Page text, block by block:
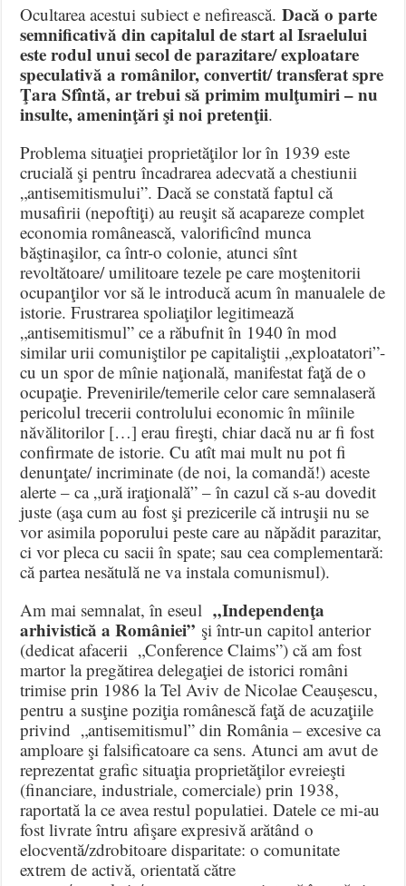
Ocultarea acestui subiect e nefirească.Dacă o parte
semnificativă din capitalul de start al Israelului
este rodul unui secol de parazitare/ exploatare
speculativă a românilor, convertit/ transferat spre
Ţara Sfîntă, ar trebui să primim mulţumiri – nu
insulte, ameninţări şi noi pretenţii.
Problema situaţiei proprietăţilor lor în 1939 este
crucială şi pentru încadrarea adecvată a chestiunii
„antisemitismului”. Dacă se constată faptul că
musafirii (nepoftiţi) au reuşit să acapareze complet
economia românească, valorificînd munca
băştinaşilor, ca într-o colonie, atunci sînt
revoltătoare/ umilitoare tezele pe care moştenitorii
ocupanţilor vor să le introducă acum în manualele de
istorie. Frustrarea spoliaţilor legitimează
„antisemitismul” ce a răbufnit în 1940 în mod
similar urii comuniştilor pe capitaliştii „exploatatori”-
cu un spor de mînie naţională, manifestat faţă de o
ocupaţie. Prevenirile/temerile celor care semnalaseră
pericolul trecerii controlului economic în mîinile
năvălitorilor […] erau fireşti, chiar dacă nu ar fi fost
confirmate de istorie. Cu atît mai mult nu pot fi
denunţate/ incriminate (de noi, la comandă!) aceste
alerte – ca „ură iraţională” – în cazul că s-au dovedit
juste (aşa cum au fost şi prezicerile că intruşii nu se
vor asimila poporului peste care au năpădit parazitar,
ci vor pleca cu sacii în spate; sau cea complementară:
că partea nesătulă ne va instala comunismul).
Am mai semnalat, în eseul„Independenţa
arhivistică a României” şi într-un capitol anterior
(dedicat afacerii „Conference Claims”) că am fost
martor la pregătirea delegaţiei de istorici români
trimise prin 1986 la Tel Aviv de Nicolae Ceaușescu,
pentru a susţine poziţia românescă faţă de acuzaţiile
privind „antisemitismul” din România – excesive ca
amploare şi falsificatoare ca sens. Atunci am avut de
reprezentat grafic situaţia proprietăţilor evreieşti
(financiare, industriale, comerciale) prin 1938,
raportată la ce avea restul populatiei. Datele ce mi-au
fost livrate întru afişare expresivă arătând o
elocventă/zdrobitoare disparitate: o comunitate
extrem de activă, orientată către